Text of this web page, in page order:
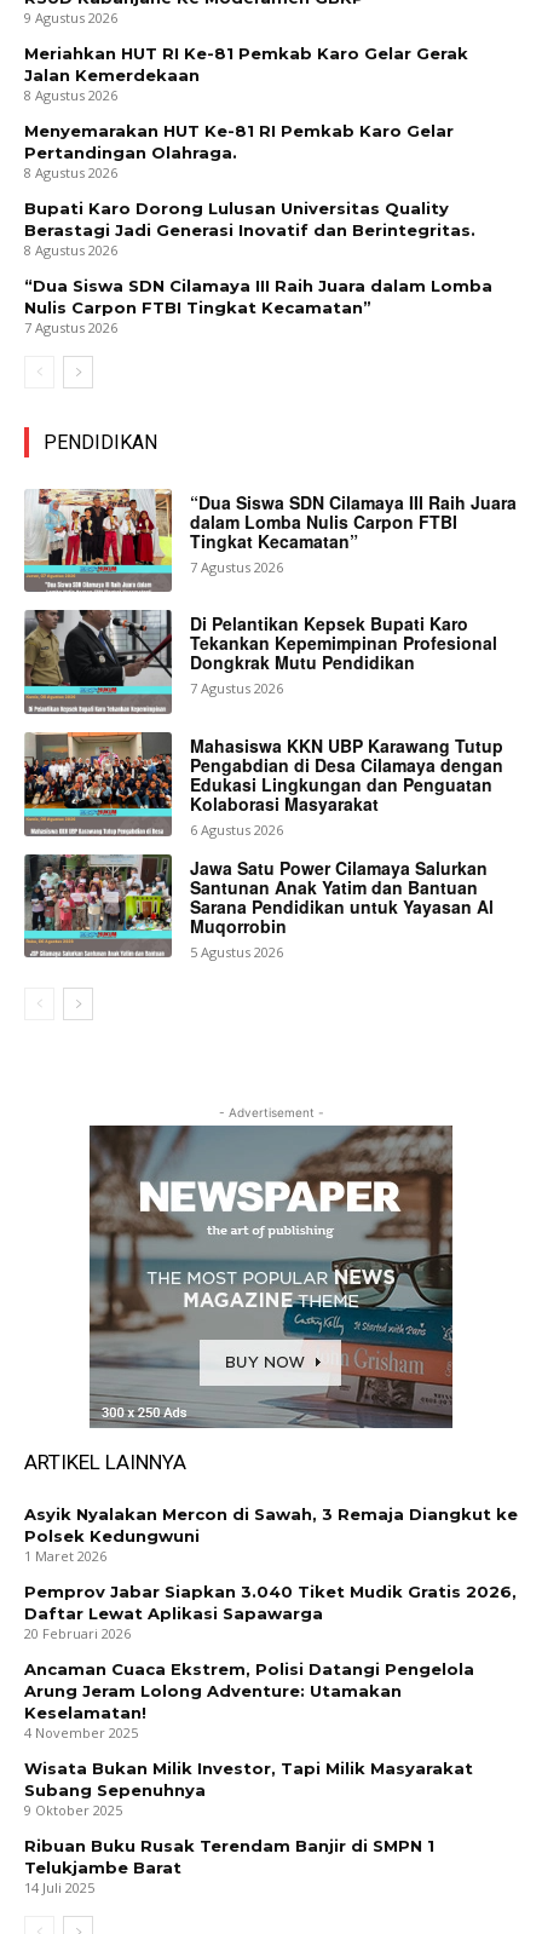
9 Agustus 2026
Meriahkan HUT RI Ke-81 Pemkab Karo Gelar Gerak
Jalan Kemerdekaan
8 Agustus 2026
Menyemarakan HUT Ke-81 RI Pemkab Karo Gelar
Pertandingan Olahraga.
8 Agustus 2026
Bupati Karo Dorong Lulusan Universitas Quality
Berastagi Jadi Generasi Inovatif dan Berintegritas.
8 Agustus 2026
“Dua Siswa SDN Cilamaya III Raih Juara dalam Lomba
Nulis Carpon FTBI Tingkat Kecamatan”
7 Agustus 2026
PENDIDIKAN
“Dua Siswa SDN Cilamaya III Raih Juara
dalam Lomba Nulis Carpon FTBI
Tingkat Kecamatan”
7 Agustus 2026
Di Pelantikan Kepsek Bupati Karo
Tekankan Kepemimpinan Profesional
Dongkrak Mutu Pendidikan
7 Agustus 2026
Mahasiswa KKN UBP Karawang Tutup
Pengabdian di Desa Cilamaya dengan
Edukasi Lingkungan dan Penguatan
Kolaborasi Masyarakat
6 Agustus 2026
Jawa Satu Power Cilamaya Salurkan
Santunan Anak Yatim dan Bantuan
Sarana Pendidikan untuk Yayasan Al
Muqorrobin
5 Agustus 2026
- Advertisement -
ARTIKEL LAINNYA
Asyik Nyalakan Mercon di Sawah, 3 Remaja Diangkut ke
Polsek Kedungwuni
1 Maret 2026
Pemprov Jabar Siapkan 3.040 Tiket Mudik Gratis 2026,
Daftar Lewat Aplikasi Sapawarga
20 Februari 2026
Ancaman Cuaca Ekstrem, Polisi Datangi Pengelola
Arung Jeram Lolong Adventure: Utamakan
Keselamatan!
4 November 2025
Wisata Bukan Milik Investor, Tapi Milik Masyarakat
Subang Sepenuhnya
9 Oktober 2025
Ribuan Buku Rusak Terendam Banjir di SMPN 1
Telukjambe Barat
14 Juli 2025